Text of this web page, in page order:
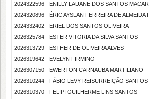
2024322596
ENILLY LAUANE DOS SANTOS
2024320896
ÉRIC AYSLAN FERREIRA DE ALMEIDA
2024332402
ERIEL DOS SANTOS OLIVEIRA
2026325784
ESTER VITORIA DA SILVA SANTOS
2026313729
ESTHER DE OLIVEIRA ALVES
2026319642
EVELYN FIRMINO
2026307150
EWERTON CARNAUBA MARTILIANO
2026310244
FÁBIO LEVY REISURREIÇÃO
2026310370
FELIPI GUILHERME LINS SANTOS